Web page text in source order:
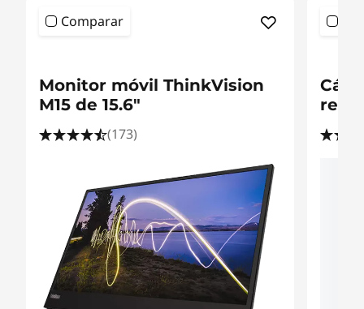
Comparar
Monitor móvil ThinkVision
M15 de 15.6"
(173)